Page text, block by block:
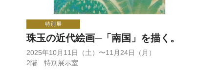
特別展
珠玉の近代絵画─「南国」を描く。
2025年10月11日（土）〜11月24日（月）
2階 特別展示室